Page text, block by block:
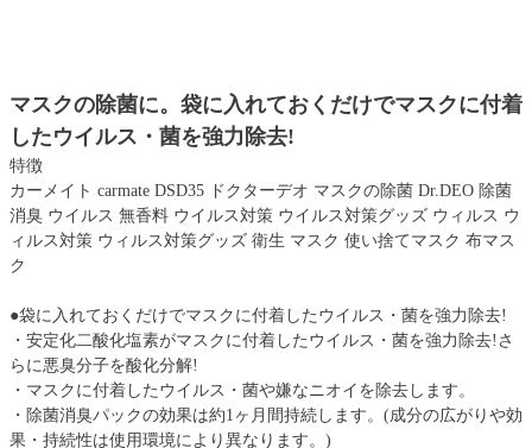
マスクの除菌に。袋に入れておくだけでマスクに付着
したウイルス・菌を強力除去!
特徴
カーメイト carmate DSD35 ドクターデオ マスクの除菌 Dr.DEO 除菌
消臭 ウイルス 無香料 ウイルス対策 ウイルス対策グッズ ウィルス ウ
ィルス対策 ウィルス対策グッズ 衛生 マスク 使い捨てマスク 布マス
ク
●袋に入れておくだけでマスクに付着したウイルス・菌を強力除去!
・安定化二酸化塩素がマスクに付着したウイルス・菌を強力除去!さ
らに悪臭分子を酸化分解!
・マスクに付着したウイルス・菌や嫌なニオイを除去します。
・除菌消臭パックの効果は約1ヶ月間持続します。(成分の広がりや効
果・持続性は使用環境により異なります。)